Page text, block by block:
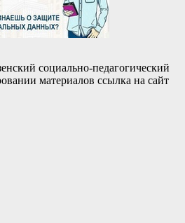
социально-педагогический
материалов ссылка на сайт